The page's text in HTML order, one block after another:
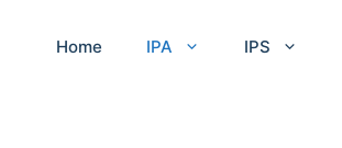
Home IPA IPS